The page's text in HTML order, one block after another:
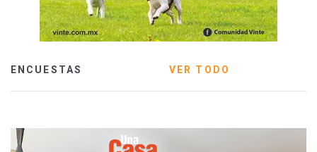
ENCUESTAS VER TODO